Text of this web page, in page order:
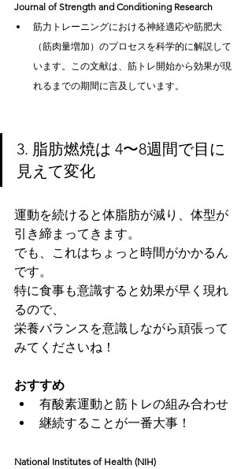
Journal of Strength and Conditioning Research
筋力トレーニングにおける神経適応や筋肥大
（筋肉量増加）のプロセスを科学的に解説して
います。この文献は、筋トレ開始から効果が現
れるまでの期間に言及しています。
3. 脂肪燃焼は 4〜8週間で目に
見えて変化
運動を続けると体脂肪が減り、体型が
引き締まってきます。
でも、これはちょっと時間がかかるん
です。
特に食事も意識すると効果が早く現れ
るので、
栄養バランスを意識しながら頑張って
みてくださいね！
おすすめ
有酸素運動と筋トレの組み合わせ
継続することが一番大事！
National Institutes of Health (NIH)